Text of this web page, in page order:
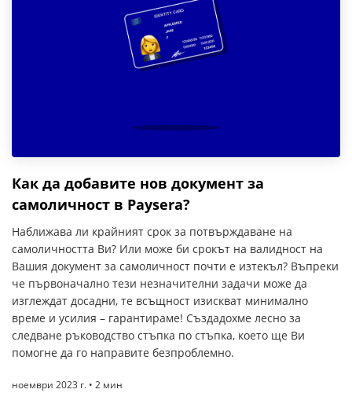
Как да добавите нов документ за
самоличност в Paysera?
Наближава ли крайният срок за потвърждаване на
самоличността Ви? Или може би срокът на валидност на
Вашия документ за самоличност почти е изтекъл? Въпреки
че първоначално тези незначителни задачи може да
изглеждат досадни, те всъщност изискват минимално
време и усилия – гарантираме! Създадохме лесно за
следване ръководство стъпка по стъпка, което ще Ви
помогне да го направите безпроблемно.
ноември 2023 г. • 2 мин